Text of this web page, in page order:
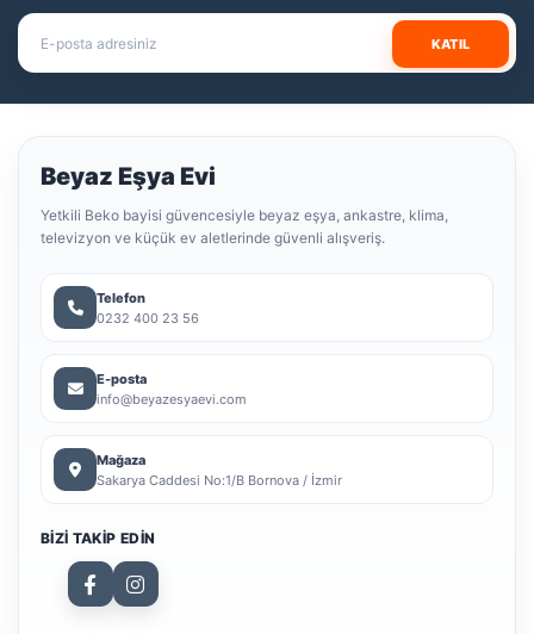
KATIL
Beyaz Eşya Evi
Yetkili Beko bayisi güvencesiyle beyaz eşya, ankastre, klima,
televizyon ve küçük ev aletlerinde güvenli alışveriş.
Telefon
0232 400 23 56
E-posta
info@beyazesyaevi.com
Mağaza
Sakarya Caddesi No:1/B Bornova / İzmir
BIZI TAKIP EDIN